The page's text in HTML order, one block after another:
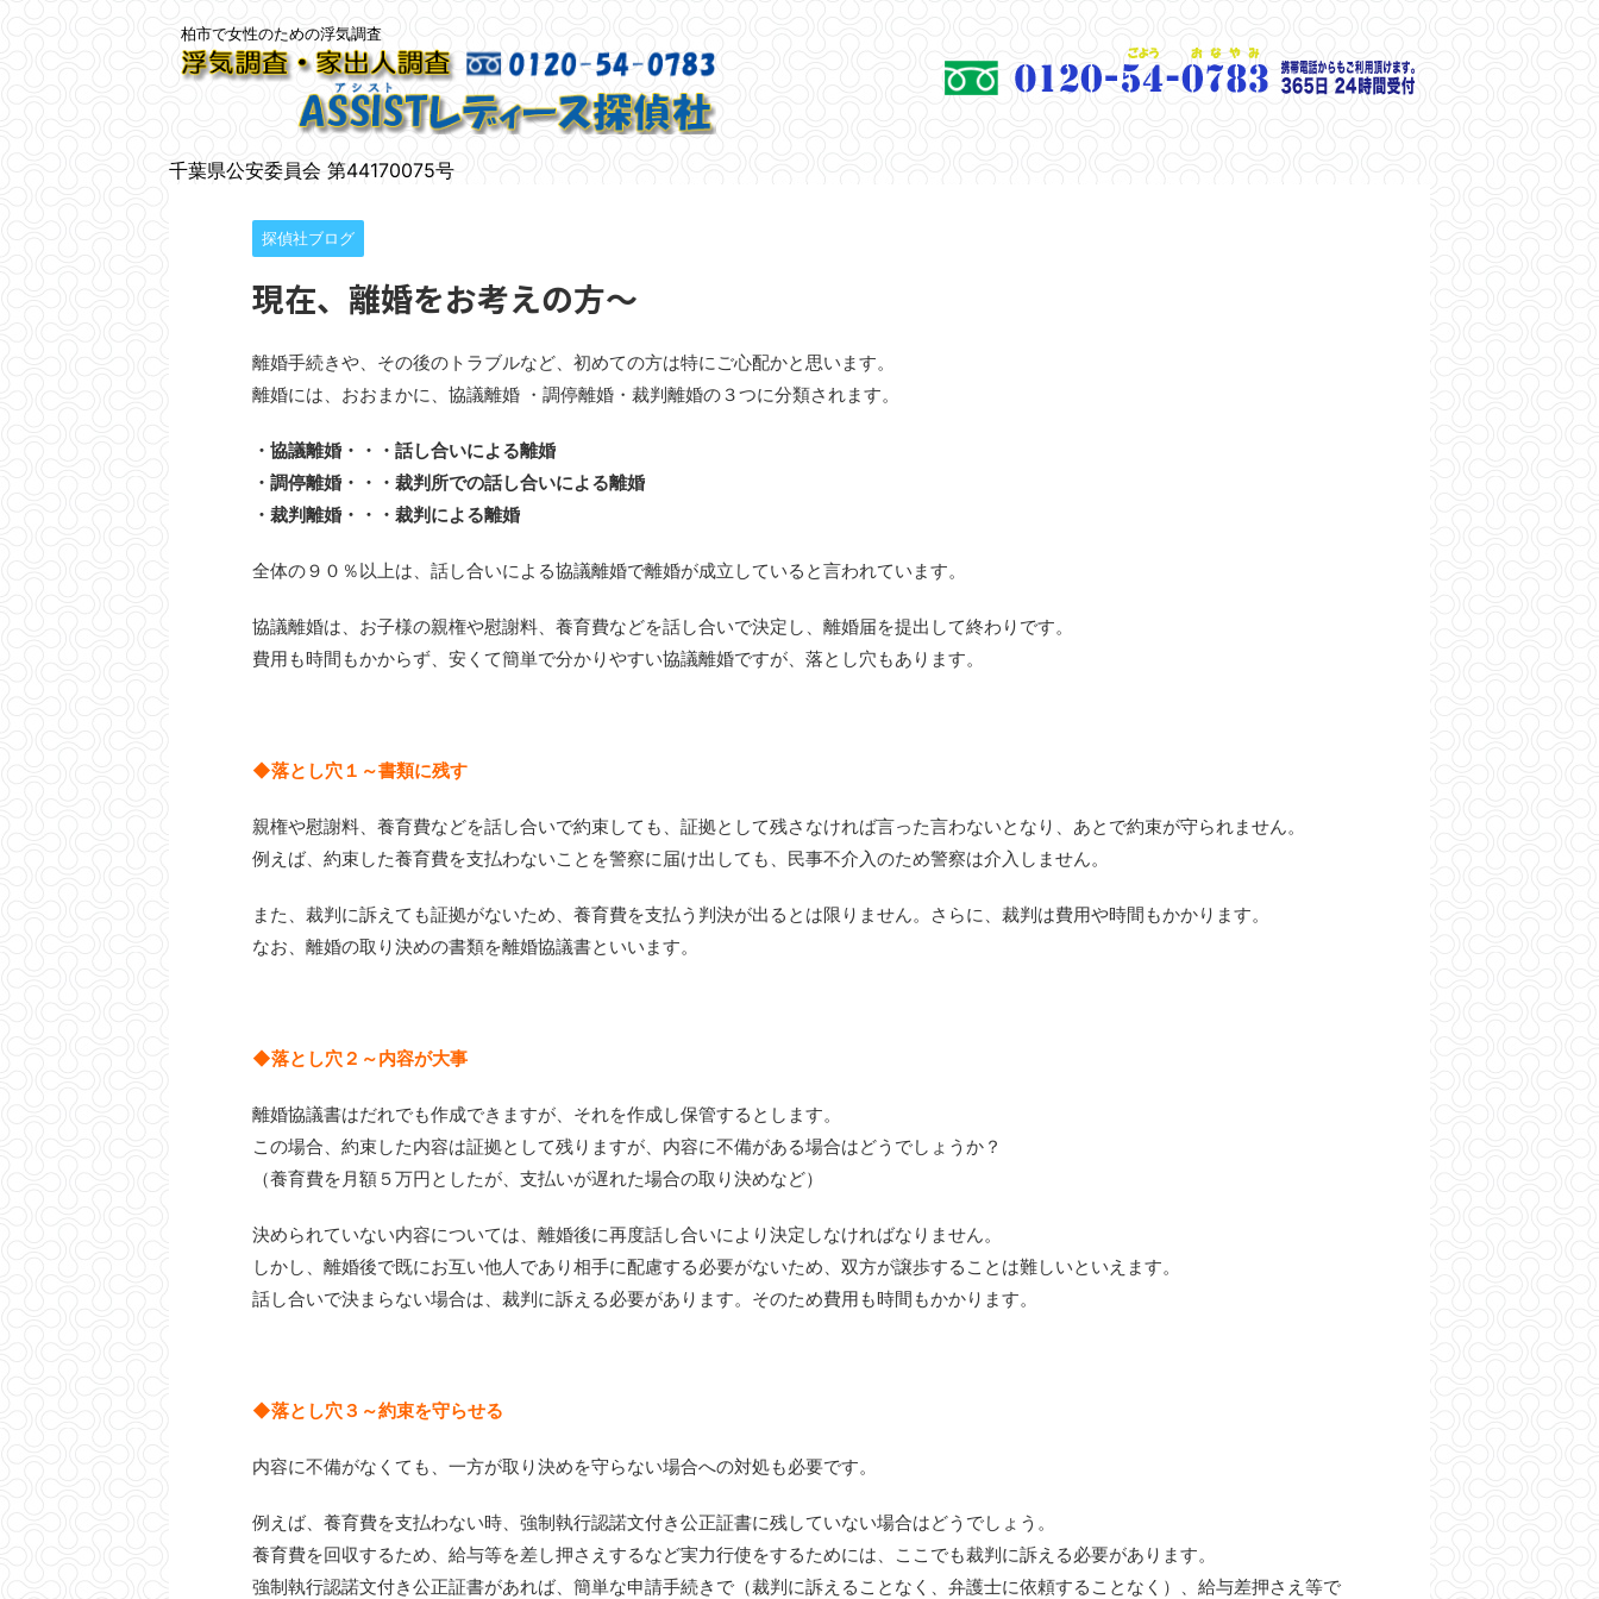
柏市で女性のための浮気調査
千葉県公安委員会 第44170075号
探偵社ブログ
現在、離婚をお考えの方～
離婚手続きや、その後のトラブルなど、初めての方は特にご心配かと思います。
離婚には、おおまかに、協議離婚 ・調停離婚・裁判離婚の３つに分類されます。
・協議離婚・・・話し合いによる離婚
・調停離婚・・・裁判所での話し合いによる離婚
・裁判離婚・・・裁判による離婚
全体の９０％以上は、話し合いによる協議離婚で離婚が成立していると言われています。
協議離婚は、お子様の親権や慰謝料、養育費などを話し合いで決定し、離婚届を提出して終わりです。
費用も時間もかからず、安くて簡単で分かりやすい協議離婚ですが、落とし穴もあります。
◆落とし穴１～書類に残す
親権や慰謝料、養育費などを話し合いで約束しても、証拠として残さなければ言った言わないとなり、あとで約束が守られません。
例えば、約束した養育費を支払わないことを警察に届け出しても、民事不介入のため警察は介入しません。
また、裁判に訴えても証拠がないため、養育費を支払う判決が出るとは限りません。さらに、裁判は費用や時間もかかります。
なお、離婚の取り決めの書類を離婚協議書といいます。
◆落とし穴２～内容が大事
離婚協議書はだれでも作成できますが、それを作成し保管するとします。
この場合、約束した内容は証拠として残りますが、内容に不備がある場合はどうでしょうか？
（養育費を月額５万円としたが、支払いが遅れた場合の取り決めなど）
決められていない内容については、離婚後に再度話し合いにより決定しなければなりません。
しかし、離婚後で既にお互い他人であり相手に配慮する必要がないため、双方が譲歩することは難しいといえます。
話し合いで決まらない場合は、裁判に訴える必要があります。そのため費用も時間もかかります。
◆落とし穴３～約束を守らせる
内容に不備がなくても、一方が取り決めを守らない場合への対処も必要です。
例えば、養育費を支払わない時、強制執行認諾文付き公正証書に残していない場合はどうでしょう。
養育費を回収するため、給与等を差し押さえするなど実力行使をするためには、ここでも裁判に訴える必要があります。
強制執行認諾文付き公正証書があれば、簡単な申請手続きで（裁判に訴えることなく、弁護士に依頼することなく）、給与差押さえ等で